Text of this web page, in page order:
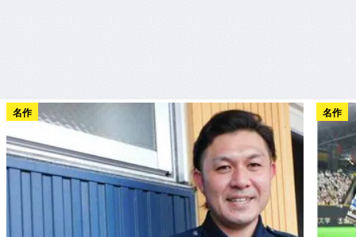
名作 名作